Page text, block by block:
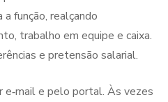
função, realçando
trabalho em equipe e caixa.
e pretensão salarial.
e‑mail e pelo portal. Às vezes